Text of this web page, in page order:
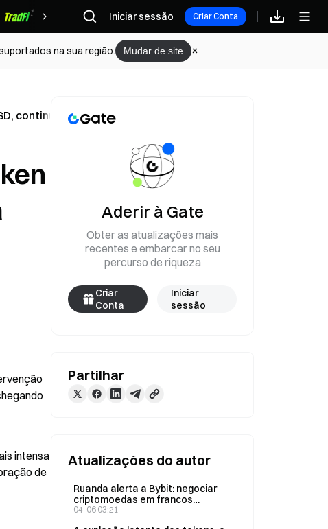
Recompensas
Iniciar sessão Criar Conta
na sua região. Mudar de site
continua a cair em forte queda?
intensa
de
Aderir à Gate
Obter as atualizações mais
recentes e embarcar no seu
percurso de riqueza
Criar
Conta
Iniciar
sessão
Partilhar
Atualizações do autor
Ruanda alerta a Bybit: negociar
criptomoedas em francos
continua a ser ilegal
04-06 03:21